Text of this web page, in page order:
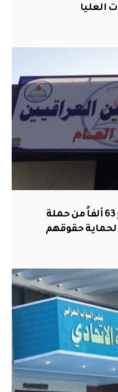
العليا
نقابة المعلمين: إعادة توزيع 63 ألفاً من حملة
لحماية حقوقهم